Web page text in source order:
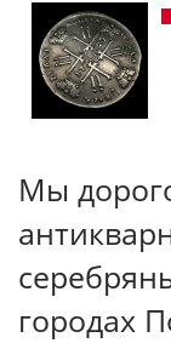
Мы
городах